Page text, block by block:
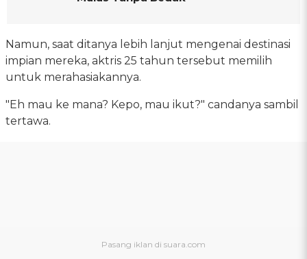
Namun, saat ditanya lebih lanjut mengenai destinasi
impian mereka, aktris 25 tahun tersebut memilih
untuk merahasiakannya.
"Eh mau ke mana? Kepo, mau ikut?" candanya sambil
tertawa.